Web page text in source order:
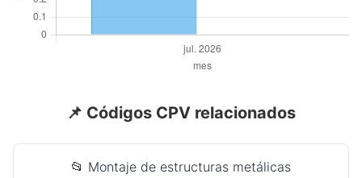
📌 Códigos CPV relacionados
📂 Montaje de estructuras metálicas